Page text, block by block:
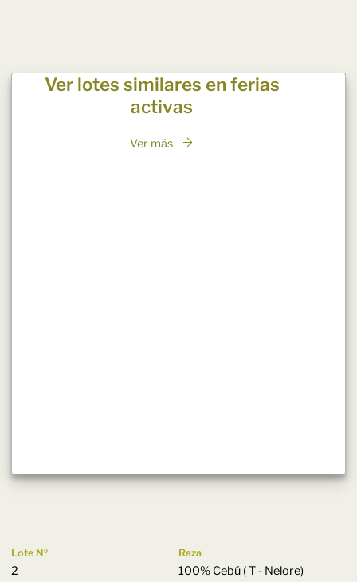
Ver lotes similares en ferias
activas
Ver más
Lote Nº
2
Raza
100% Cebú ( T - Nelore)